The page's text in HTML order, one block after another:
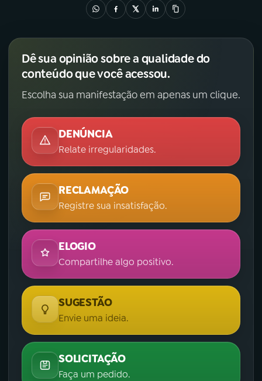
Dê sua opinião sobre a qualidade do
conteúdo que você acessou.
Escolha sua manifestação em apenas um clique.
DENÚNCIA
Relate irregularidades.
RECLAMAÇÃO
Registre sua insatisfação.
ELOGIO
Compartilhe algo positivo.
SUGESTÃO
Envie uma ideia.
SOLICITAÇÃO
Faça um pedido.